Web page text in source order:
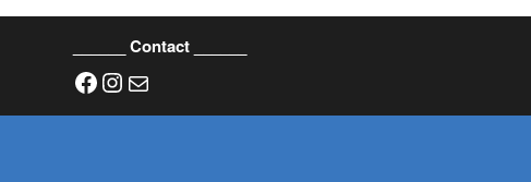
______ Contact ______
Facebook
Instagram
E-mail